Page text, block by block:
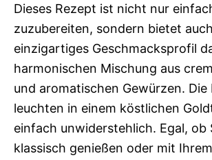
Dieses Rezept ist nicht nur
zuzubereiten, sondern bietet
einzigartiges Geschmacksprofil
harmonischen Mischung aus
und aromatischen Gewürzen. Die
leuchten in einem köstlichen
einfach unwiderstehlich. Egal, ob
klassisch genießen oder mit Ihrem